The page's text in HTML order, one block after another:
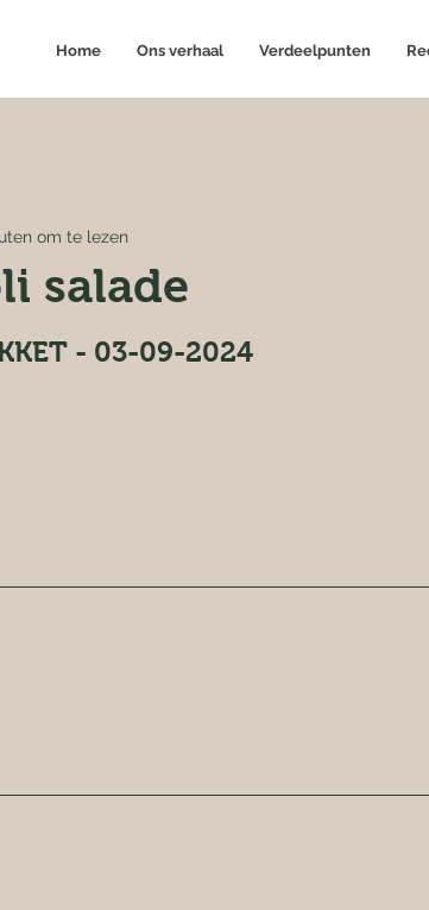
salade
om te lezen
- 03-09-2024
Home Ons verhaal Verdeelpunten